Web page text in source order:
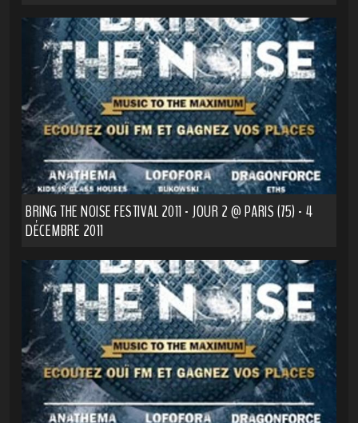
BRING THE NOISE FESTIVAL 2011 - JOUR 2 @ PARIS (75) - 4
DÉCEMBRE 2011